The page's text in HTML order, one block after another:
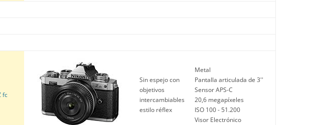
fc
Sin espejo con
objetivos
intercambiables
estilo réflex
Metal
Pantalla articulada de 3''
Sensor APS-C
20,6 megapíxeles
ISO 100 - 51.200
Visor Electrónico